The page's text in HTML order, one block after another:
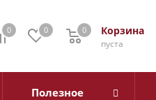
0 0 Корзина
0
пуста
0
Полезное